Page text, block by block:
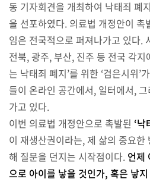
동 기자회견을 개최하여 낙태죄 폐
을 선포하였다. 의료법 개정안이 촉
임은 전국적으로 퍼져나가고 있다.
전북, 광주, 부산, 진주 등 전국 각지
는 낙태죄 폐지’를 위한 ‘검은시위’
들이 온라인 공간에서, 일터에서,
가고 있다.
이번 의료법 개정안으로 촉발된 ‘낙
이 재생산권이라는, 제 삶의 중요한
해 질문을 던지는 시작점이다. 언제
으로 아이를 낳을 것인가, 혹은 낳